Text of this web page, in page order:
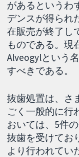
があるというわ
デンスが得られ
在販売が終了し
ものである。現
Alveogylという
すべきである。
抜歯処置は、さ
ごく一般的に行
おいては、5件
抜歯を受けてお
より行われてい